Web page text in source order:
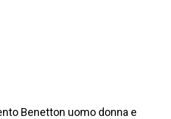
Benetton uomo donna e